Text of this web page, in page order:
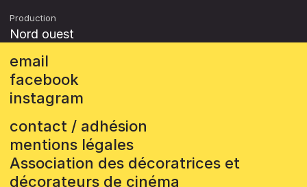
Production
Nord ouest
email
facebook
instagram
contact / adhésion
mentions légales
Association des décoratrices et
décorateurs de cinéma